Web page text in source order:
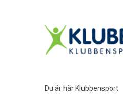
Du är här Klubbensport